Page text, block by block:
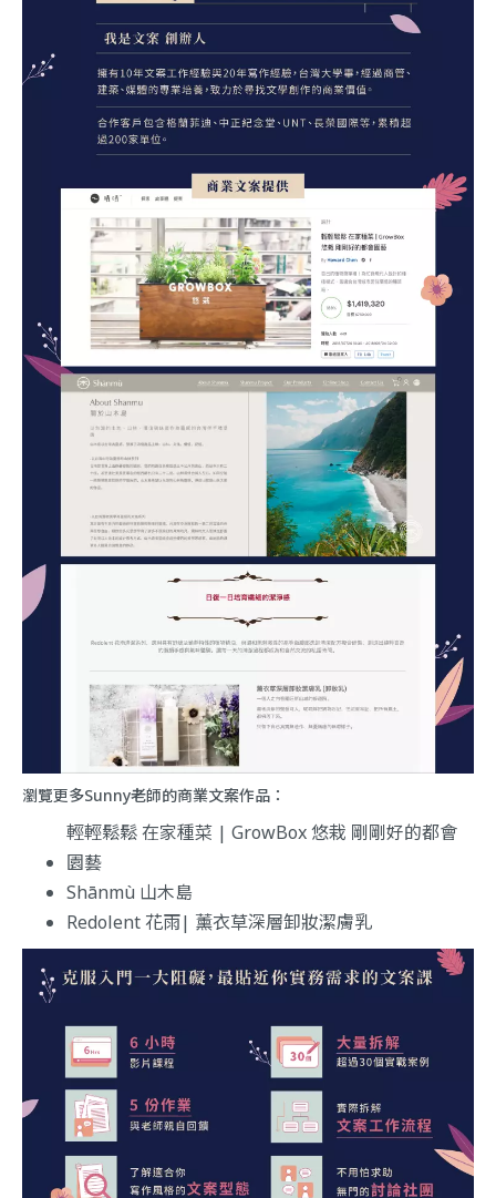
瀏覽更多Sunny老師的商業文案作品：
輕輕鬆鬆 在家種菜 | GrowBox 悠栽 剛剛好的都會
園藝
Shānmù 山木島
Redolent 花雨| 薰衣草深層卸妝潔膚乳